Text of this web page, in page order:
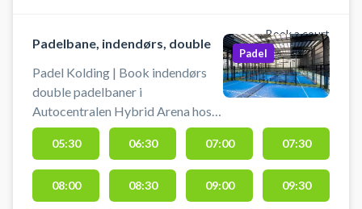
Book a court
Padelbane, indendørs, double
Padel Kolding | Book indendørs
double padelbaner i
Autocentralen Hybrid Arena hos
Rocket Padel Kolding. Lej en
doublebane og spil padel i Rocket
Padel Koldings padelcenter
beliggende side-om-side med
Padel
05:30 06:30 07:00 07:30
08:00 08:30 09:00 09:30